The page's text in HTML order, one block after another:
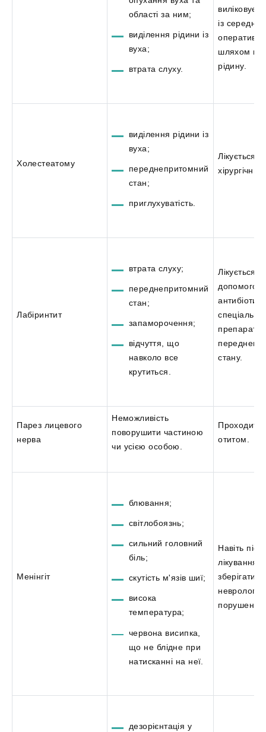
області за ним;
виділення рідини із
вуха;
втрата слуху.
із
шляхом
рідину.
Холестеатому
виділення рідини із
вуха;
переднепритомний
стан;
приглухуватість.
Лікується
Лабіринтит
втрата слуху;
переднепритомний
стан;
запаморочення;
відчуття, що
навколо все
крутиться.
Лікується
допомогою
стану.
Парез лицевого
нерва
Неможливість
поворушити частиною
чи усією особою.
Проходить
отитом.
Менінгіт
блювання;
світлобоязнь;
сильний головний
біль;
скутість м'язів шиї;
висока
температура;
червона висипка,
що не блідне при
натисканні на неї.
Навіть
лікування
зберігатись
дезорієнтація у